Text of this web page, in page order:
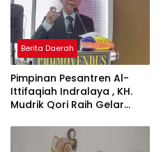
Berita Daerah
Pimpinan Pesantren Al-
Ittifaqiah Indralaya , KH.
Mudrik Qori Raih Gelar
Model Pembelajaran
Nagham Al-Qur’an di UMM